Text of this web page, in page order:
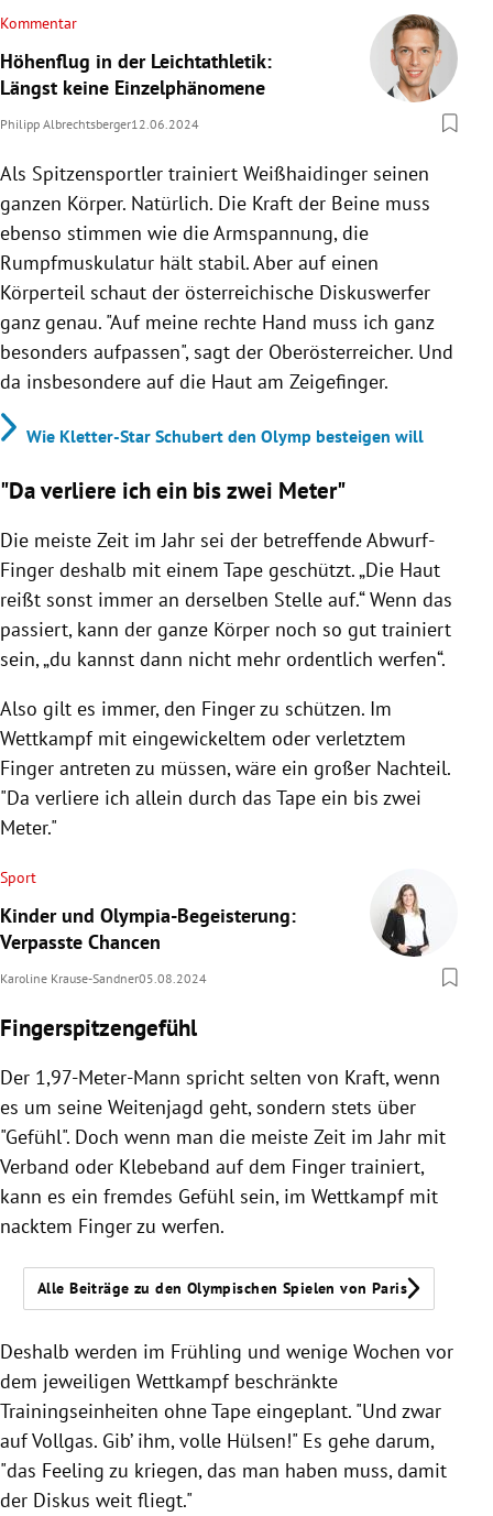
Kommentar
Höhenflug in der Leichtathletik:
Längst keine Einzelphänomene
Philipp Albrechtsberger12.06.2024
Als Spitzensportler trainiert Weißhaidinger seinen
ganzen Körper. Natürlich. Die Kraft der Beine muss
ebenso stimmen wie die Armspannung, die
Rumpfmuskulatur hält stabil. Aber auf einen
Körperteil schaut der österreichische Diskuswerfer
ganz genau. "Auf meine rechte Hand muss ich ganz
besonders aufpassen", sagt der Oberösterreicher. Und
da insbesondere auf die Haut am Zeigefinger.
Wie Kletter-Star Schubert den Olymp besteigen will
"Da verliere ich ein bis zwei Meter"
Die meiste Zeit im Jahr sei der betreffende Abwurf-
Finger deshalb mit einem Tape geschützt. „Die Haut
reißt sonst immer an derselben Stelle auf.“ Wenn das
passiert, kann der ganze Körper noch so gut trainiert
sein, „du kannst dann nicht mehr ordentlich werfen“.
Also gilt es immer, den Finger zu schützen. Im
Wettkampf mit eingewickeltem oder verletztem
Finger antreten zu müssen, wäre ein großer Nachteil.
"Da verliere ich allein durch das Tape ein bis zwei
Meter."
Sport
Kinder und Olympia-Begeisterung:
Verpasste Chancen
Karoline Krause-Sandner05.08.2024
Fingerspitzengefühl
Der 1,97-Meter-Mann spricht selten von Kraft, wenn
es um seine Weitenjagd geht, sondern stets über
"Gefühl". Doch wenn man die meiste Zeit im Jahr mit
Verband oder Klebeband auf dem Finger trainiert,
kann es ein fremdes Gefühl sein, im Wettkampf mit
nacktem Finger zu werfen.
Alle Beiträge zu den Olympischen Spielen von Paris
Deshalb werden im Frühling und wenige Wochen vor
dem jeweiligen Wettkampf beschränkte
Trainingseinheiten ohne Tape eingeplant. "Und zwar
auf Vollgas. Gib’ ihm, volle Hülsen!" Es gehe darum,
"das Feeling zu kriegen, das man haben muss, damit
der Diskus weit fliegt."